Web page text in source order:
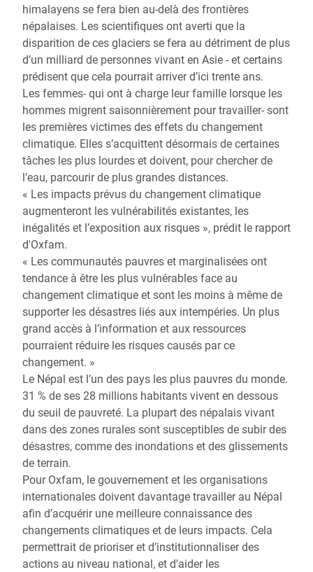
himalayens se fera bien au-delà des frontières
népalaises. Les scientifiques ont averti que la
disparition de ces glaciers se fera au détriment de plus
d’un milliard de personnes vivant en Asie - et certains
prédisent que cela pourrait arriver d’ici trente ans.
Les femmes- qui ont à charge leur famille lorsque les
hommes migrent saisonnièrement pour travailler- sont
les premières victimes des effets du changement
climatique. Elles s’acquittent désormais de certaines
tâches les plus lourdes et doivent, pour chercher de
l’eau, parcourir de plus grandes distances.
« Les impacts prévus du changement climatique
augmenteront les vulnérabilités existantes, les
inégalités et l’exposition aux risques », prédit le rapport
d'Oxfam.
« Les communautés pauvres et marginalisées ont
tendance à être les plus vulnérables face au
changement climatique et sont les moins à même de
supporter les désastres liés aux intempéries. Un plus
grand accès à l’information et aux ressources
pourraient réduire les risques causés par ce
changement. »
Le Népal est l’un des pays les plus pauvres du monde.
31 % de ses 28 millions habitants vivent en dessous
du seuil de pauvreté. La plupart des népalais vivant
dans des zones rurales sont susceptibles de subir des
désastres, comme des inondations et des glissements
de terrain.
Pour Oxfam, le gouvernement et les organisations
internationales doivent davantage travailler au Népal
afin d’acquérir une meilleure connaissance des
changements climatiques et de leurs impacts. Cela
permettrait de prioriser et d’institutionnaliser des
actions au niveau national, et d’aider les